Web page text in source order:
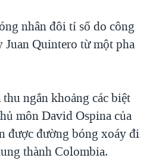
nhân đôi tỉ số do công
Juan Quintero từ một pha
ngắn khoảng các biệt
môn David Ospina của
được đường bóng xoáy đi
thành Colombia.